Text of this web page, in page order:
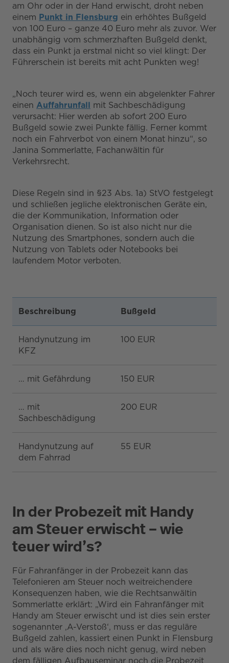
am Ohr oder in der Hand erwischt, droht neben
einem Punkt in Flensburg ein erhöhtes Bußgeld
von 100 Euro – ganze 40 Euro mehr als zuvor. Wer
unabhängig vom schmerzhaften Bußgeld denkt,
dass ein Punkt ja erstmal nicht so viel klingt: Der
Führerschein ist bereits mit acht Punkten weg!
„Noch teurer wird es, wenn ein abgelenkter Fahrer
einen Auffahrunfall mit Sachbeschädigung
verursacht: Hier werden ab sofort 200 Euro
Bußgeld sowie zwei Punkte fällig. Ferner kommt
noch ein Fahrverbot von einem Monat hinzu“, so
Janina Sommerlatte, Fachanwältin für
Verkehrsrecht.
Diese Regeln sind in §23 Abs. 1a) StVO festgelegt
und schließen jegliche elektronischen Geräte ein,
die der Kommunikation, Information oder
Organisation dienen. So ist also nicht nur die
Nutzung des Smartphones, sondern auch die
Nutzung von Tablets oder Notebooks bei
laufendem Motor verboten.
Beschreibung Bußgeld
Handynutzung im
KFZ
100 EUR
… mit Gefährdung 150 EUR
… mit
Sachbeschädigung
200 EUR
Handynutzung auf
dem Fahrrad
55 EUR
In der Probezeit mit Handy
am Steuer erwischt – wie
teuer wird’s?
Für Fahranfänger in der Probezeit kann das
Telefonieren am Steuer noch weitreichendere
Konsequenzen haben, wie die Rechtsanwältin
Sommerlatte erklärt: „Wird ein Fahranfänger mit
Handy am Steuer erwischt und ist dies sein erster
sogenannter ‚A-Verstoß‘, muss er das reguläre
Bußgeld zahlen, kassiert einen Punkt in Flensburg
und als wäre dies noch nicht genug, wird neben
dem fälligen Aufbauseminar noch die Probezeit